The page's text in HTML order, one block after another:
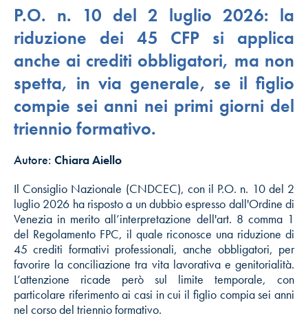
P.O. n. 10 del 2 luglio 2026: la
riduzione dei 45 CFP si applica
anche ai crediti obbligatori, ma non
spetta, in via generale, se il figlio
compie sei anni nei primi giorni del
triennio formativo.
Autore: Chiara Aiello
Il Consiglio Nazionale (CNDCEC), con il P.O. n. 10 del 2
luglio 2026 ha risposto a un dubbio espresso dall'Ordine di
Venezia in merito all’interpretazione dell'art. 8 comma 1
del Regolamento FPC, il quale riconosce una riduzione di
45 crediti formativi professionali, anche obbligatori, per
favorire la conciliazione tra vita lavorativa e genitorialità.
L’attenzione ricade però sul limite temporale, con
particolare riferimento ai casi in cui il figlio compia sei anni
nel corso del triennio formativo.